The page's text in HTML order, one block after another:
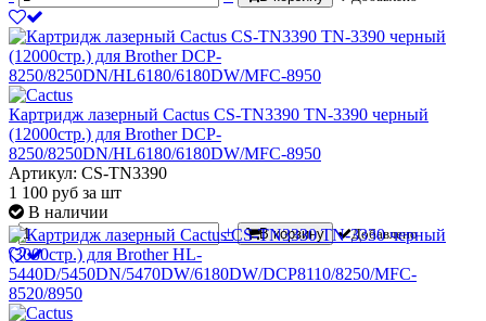
Картридж лазерный Cactus CS-TN3390 TN-3390 черный
(12000стр.) для Brother DCP-
8250/8250DN/HL6180/6180DW/MFC-8950
Артикул: CS-TN3390
1 100 руб за шт
В наличии
-
+ В корзину Добавлено